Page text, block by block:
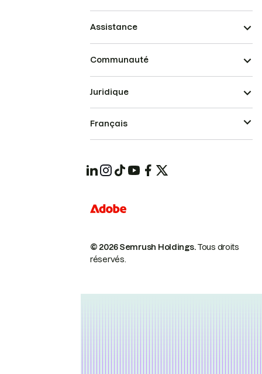
Assistance
Communauté
© 2026 Semrush Holdings.Tous droits
réservés.
Juridique
Français